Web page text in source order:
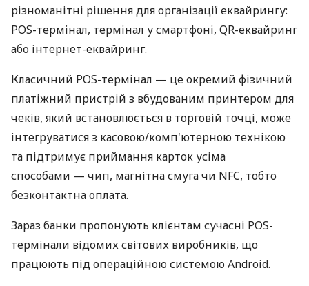
різноманітні рішення для організації еквайрингу:
POS-термінал, термінал у смартфоні, QR-еквайринг
або інтернет-еквайринг.
Класичний POS-термінал — це окремий фізичний
платіжний пристрій з вбудованим принтером для
чеків, який встановлюється в торговій точці, може
інтегруватися з касовою/комп'ютерною технікою
та підтримує приймання карток усіма
способами — чип, магнітна смуга чи NFC, тобто
безконтактна оплата.
Зараз банки пропонують клієнтам сучасні POS-
термінали відомих світових виробників, що
працюють під операційною системою Android.